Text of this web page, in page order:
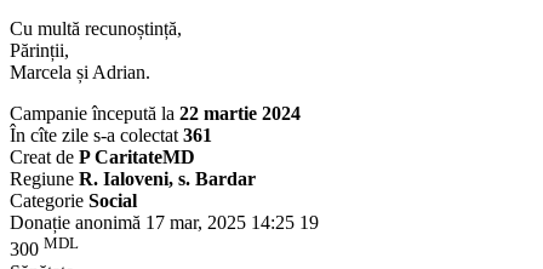
Cu multă recunoștință,
Părinții,
Marcela și Adrian.
Campanie începută la 22 martie 2024
În cîte zile s-a colectat 361
Creat de P CaritateMD
Regiune R. Ialoveni, s. Bardar
Categorie Social
Donație anonimă 17 mar, 2025 14:25 19
300 MDL